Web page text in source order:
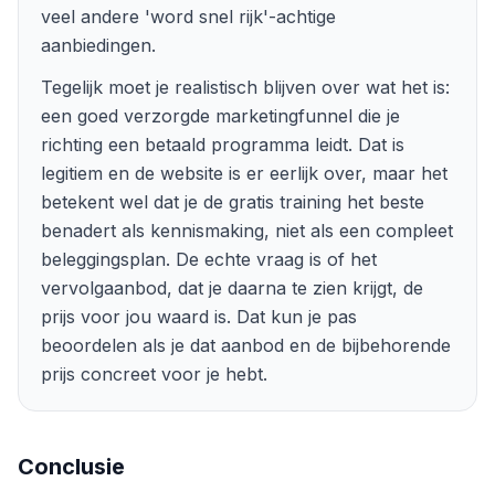
veel andere 'word snel rijk'-achtige
aanbiedingen.
Tegelijk moet je realistisch blijven over wat het is:
een goed verzorgde marketingfunnel die je
richting een betaald programma leidt. Dat is
legitiem en de website is er eerlijk over, maar het
betekent wel dat je de gratis training het beste
benadert als kennismaking, niet als een compleet
beleggingsplan. De echte vraag is of het
vervolgaanbod, dat je daarna te zien krijgt, de
prijs voor jou waard is. Dat kun je pas
beoordelen als je dat aanbod en de bijbehorende
prijs concreet voor je hebt.
Conclusie